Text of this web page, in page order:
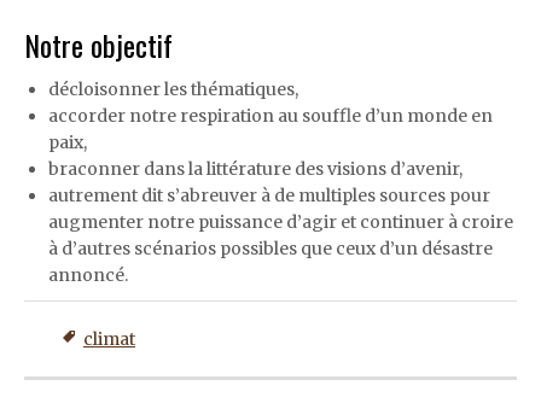
Notre objectif
décloisonner les thématiques,
accorder notre respiration au souffle d’un monde en
paix,
braconner dans la littérature des visions d’avenir,
autrement dit s’abreuver à de multiples sources pour
augmenter notre puissance d’agir et continuer à croire
à d’autres scénarios possibles que ceux d’un désastre
annoncé.
climat